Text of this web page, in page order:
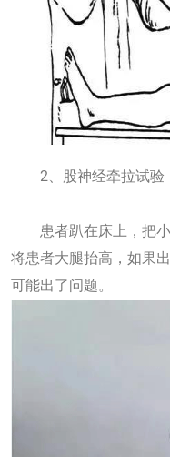
2、股神经牵拉试验
患者趴在床上，把小
将患者大腿抬高，如果
可能出了问题。